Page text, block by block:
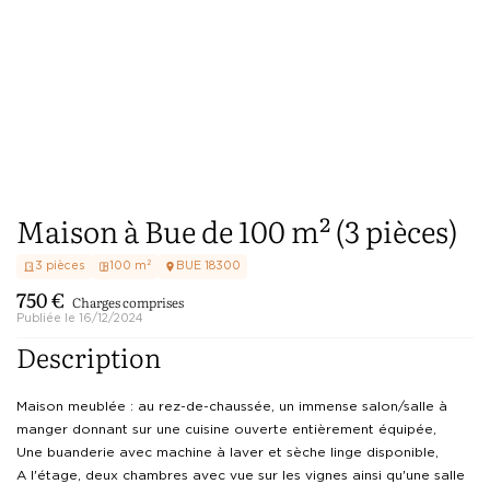
Maison à Bue de 100 m² (3 pièces)
3 pièces 100 m² BUE 18300
750€ Charges comprises
Publiée le 16/12/2024
Description
Maison meublée : au rez-de-chaussée, un immense salon/salle à
manger donnant sur une cuisine ouverte entièrement équipée,
Une buanderie avec machine à laver et sèche linge disponible,
A l'étage, deux chambres avec vue sur les vignes ainsi qu'une salle